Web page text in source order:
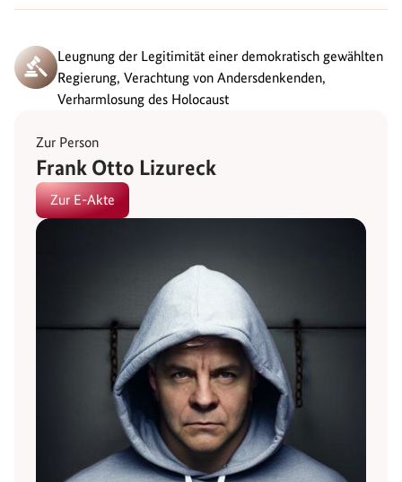
Leugnung der Legitimität einer demokratisch gewählten
Regierung, Verachtung von Andersdenkenden,
Verharmlosung des Holocaust
Zur Person
Frank Otto Lizureck
Zur E-Akte